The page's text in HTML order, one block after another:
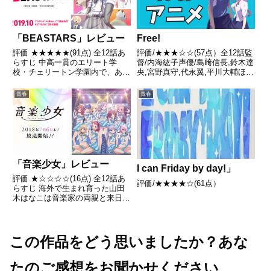
「BEASTARS」レビュー
評価 ★★★★★(91点) 全12話あ
らすじ 中高一貫のエリート学
校・チェリートン学園内で、ある
食獣に殺されるという「食殺事
件」が起きる。引用- Wikipedia
Free!
評価/★★★☆☆(57点）全12話監
督/内海紘子声優/島﨑信長,鈴木達
央,宮野真守,代永翼,平川大輔ほか
ちら あらすじ海辺の町に住む七
瀬遙は、かつては同学年の橘真琴
やライバルの松岡凛や下級生の葉
月渚と同じスイミ...
青春
「音楽少女」レビュー
評価 ★☆☆☆☆(16点) 全12話あ
らすじ 海外で生まれ育った山田
木はなこは音楽家の両親と来日。
Wikipedia
青春
I can Friday by day!」
評価/★★★★☆(61点）
この作品をどう思いましたか？あな
たのご感想をお聞かせください